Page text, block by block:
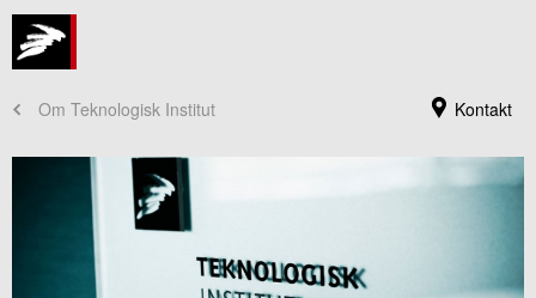
Kontakt
Om Teknologisk Institut